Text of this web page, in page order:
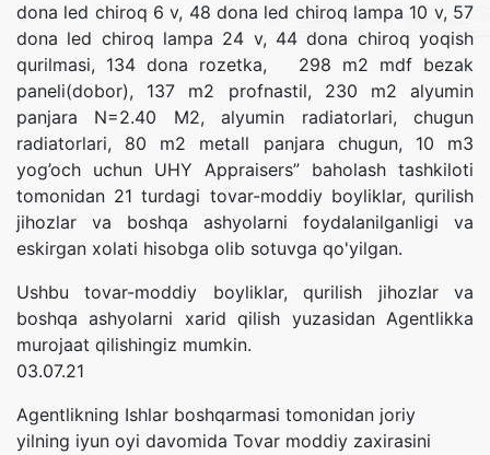
dona led chiroq 6 v, 48 dona led chiroq lampa 10 v, 57
dona led chiroq lampa 24 v, 44 dona chiroq yoqish
qurilmasi, 134 dona rozetka, 298 m2 mdf bezak
paneli(dobor), 137 m2 profnastil, 230 m2 alyumin
panjara N=2.40 M2, alyumin radiatorlari, chugun
radiatorlari, 80 m2 metall panjara chugun, 10 m3
yog’och uchun UHY Appraisers” baholash tashkiloti
tomonidan 21 turdagi tovar-moddiy boyliklar, qurilish
jihozlar va boshqa ashyolarni foydalanilganligi va
eskirgan xolati hisobga olib sotuvga qo'yilgan.
Ushbu tovar-moddiy boyliklar, qurilish jihozlar va
boshqa ashyolarni xarid qilish yuzasidan Agentlikka
murojaat qilishingiz mumkin.
03.07.21
Agentlikning Ishlar boshqarmasi tomonidan joriy
yilning iyun oyi davomida Tovar moddiy zaxirasini